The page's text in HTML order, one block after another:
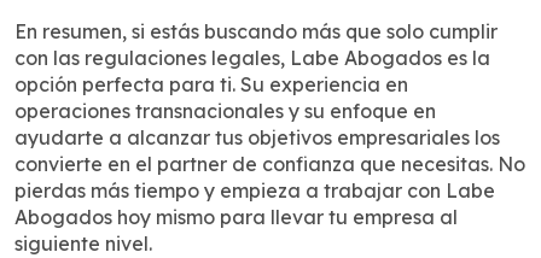
En resumen, si estás buscando más que solo cumplir
con las regulaciones legales, Labe Abogados es la
opción perfecta para ti. Su experiencia en
operaciones transnacionales y su enfoque en
ayudarte a alcanzar tus objetivos empresariales los
convierte en el partner de confianza que necesitas. No
pierdas más tiempo y empieza a trabajar con Labe
Abogados hoy mismo para llevar tu empresa al
siguiente nivel.